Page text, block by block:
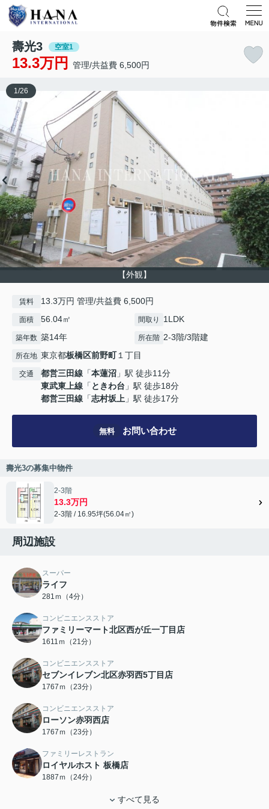
壽光3 空室1
13.3万円 管理/共益費 6,500円
【外観】
1/26
賃料 13.3万円 管理/共益費 6,500円
面積 56.04㎡ 間取り 1LDK
築年数 築14年 所在階 2-3階/3階建
所在地 東京都板橋区前野町１丁目
交通 都営三田線 「本蓮沼 」駅 徒歩11分
東武東上線 「 ときわ台 」駅 徒歩18分
都営三田線 「志村坂上 」駅 徒歩17分
無料 お問い合わせ
壽光3の募集中物件
2-3階
13.3万円
2-3階 / 16.95坪(56.04㎡)
周辺施設
スーパー
ライフ
281ｍ（4分）
コンビニエンスストア
ファミリーマート北区西が丘一丁目店
1611ｍ（21分）
コンビニエンスストア
セブンイレブン北区赤羽西5丁目店
1767ｍ（23分）
コンビニエンスストア
ローソン赤羽西店
1767ｍ（23分）
ファミリーレストラン
ロイヤルホスト 板橋店
1887ｍ（24分）
すべて見る